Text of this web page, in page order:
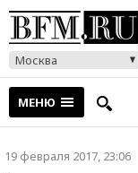
Москва
МЕНЮ
19 февраля 2017, 23:06